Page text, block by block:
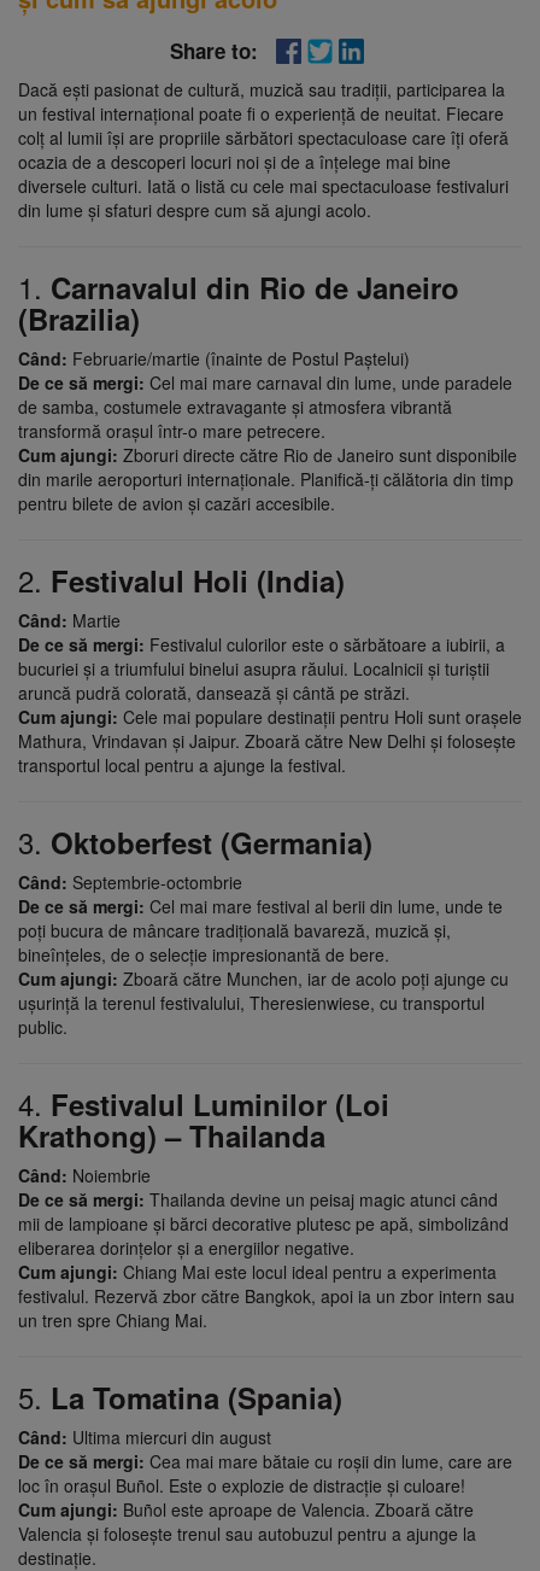
Share to:
Dacă ești pasionat de cultură, muzică sau tradiții, participarea la
un festival internațional poate fi o experiență de neuitat. Fiecare
colț al lumii își are propriile sărbători spectaculoase care îți oferă
ocazia de a descoperi locuri noi și de a înțelege mai bine
diversele culturi. Iată o listă cu cele mai spectaculoase festivaluri
din lume și sfaturi despre cum să ajungi acolo.
1. Carnavalul din Rio de Janeiro
(Brazilia)
Când: Februarie/martie (înainte de Postul Paștelui)
De ce să mergi: Cel mai mare carnaval din lume, unde paradele
de samba, costumele extravagante și atmosfera vibrantă
transformă orașul într-o mare petrecere.
Cum ajungi: Zboruri directe către Rio de Janeiro sunt disponibile
din marile aeroporturi internaționale. Planifică-ți călătoria din timp
pentru bilete de avion și cazări accesibile.
2. Festivalul Holi (India)
Când: Martie
De ce să mergi: Festivalul culorilor este o sărbătoare a iubirii, a
bucuriei și a triumfului binelui asupra răului. Localnicii și turiștii
aruncă pudră colorată, dansează și cântă pe străzi.
Cum ajungi: Cele mai populare destinații pentru Holi sunt orașele
Mathura, Vrindavan și Jaipur. Zboară către New Delhi și folosește
transportul local pentru a ajunge la festival.
3. Oktoberfest (Germania)
Când: Septembrie-octombrie
De ce să mergi: Cel mai mare festival al berii din lume, unde te
poți bucura de mâncare tradițională bavareză, muzică și,
bineînțeles, de o selecție impresionantă de bere.
Cum ajungi: Zboară către Munchen, iar de acolo poți ajunge cu
ușurință la terenul festivalului, Theresienwiese, cu transportul
public.
4. Festivalul Luminilor (Loi
Krathong) – Thailanda
Când: Noiembrie
De ce să mergi: Thailanda devine un peisaj magic atunci când
mii de lampioane și bărci decorative plutesc pe apă, simbolizând
eliberarea dorințelor și a energiilor negative.
Cum ajungi: Chiang Mai este locul ideal pentru a experimenta
festivalul. Rezervă zbor către Bangkok, apoi ia un zbor intern sau
un tren spre Chiang Mai.
5. La Tomatina (Spania)
Când: Ultima miercuri din august
De ce să mergi: Cea mai mare bătaie cu roșii din lume, care are
loc în orașul Buñol. Este o explozie de distracție și culoare!
Cum ajungi: Buñol este aproape de Valencia. Zboară către
Valencia și folosește trenul sau autobuzul pentru a ajunge la
destinație.